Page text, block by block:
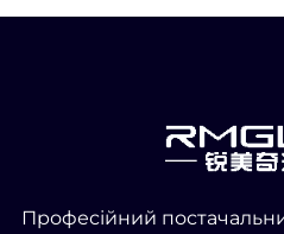
Професійний